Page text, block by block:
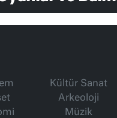
Kültür Sanat
Arkeoloji
Müzik